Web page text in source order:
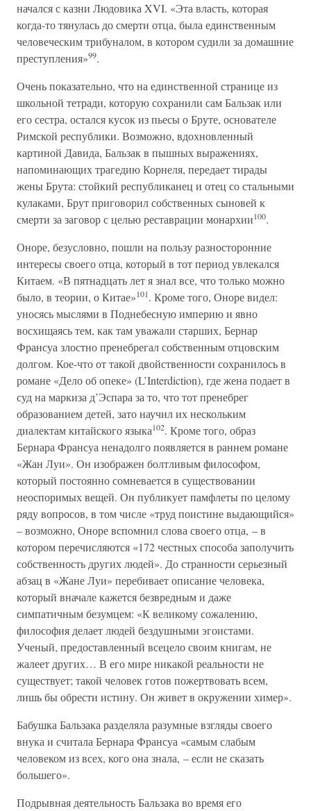
начался с казни Людовика XVI. «Эта власть, которая
когда-то тянулась до смерти отца, была единственным
человеческим трибуналом, в котором судили за домашние
преступления»99.
Очень показательно, что на единственной странице из
школьной тетради, которую сохранили сам Бальзак или
его сестра, остался кусок из пьесы о Бруте, основателе
Римской республики. Возможно, вдохновленный
картиной Давида, Бальзак в пышных выражениях,
напоминающих трагедию Корнеля, передает тирады
жены Брута: стойкий республиканец и отец со стальными
кулаками, Брут приговорил собственных сыновей к
смерти за заговор с целью реставрации монархии100.
Оноре, безусловно, пошли на пользу разносторонние
интересы своего отца, который в тот период увлекался
Китаем. «В пятнадцать лет я знал все, что только можно
было, в теории, о Китае»101. Кроме того, Оноре видел:
уносясь мыслями в Поднебесную империю и явно
восхищаясь тем, как там уважали старших, Бернар
Франсуа злостно пренебрегал собственным отцовским
долгом. Кое-что от такой двойственности сохранилось в
романе «Дело об опеке» (L’Interdiction), где жена подает в
суд на маркиза д’Эспара за то, что тот пренебрег
образованием детей, зато научил их нескольким
диалектам китайского языка102. Кроме того, образ
Бернара Франсуа ненадолго появляется в раннем романе
«Жан Луи». Он изображен болтливым философом,
который постоянно сомневается в существовании
неоспоримых вещей. Он публикует памфлеты по целому
ряду вопросов, в том числе «труд поистине выдающийся»
– возможно, Оноре вспомнил слова своего отца, – в
котором перечисляются «172 честных способа заполучить
собственность других людей». До странности серьезный
абзац в «Жане Луи» перебивает описание человека,
который вначале кажется безвредным и даже
симпатичным безумцем: «К великому сожалению,
философия делает людей бездушными эгоистами.
Ученый, предоставленный всецело своим книгам, не
жалеет других… В его мире никакой реальности не
существует; такой человек готов пожертвовать всем,
лишь бы обрести истину. Он живет в окружении химер».
Бабушка Бальзака разделяла разумные взгляды своего
внука и считала Бернара Франсуа «самым слабым
человеком из всех, кого она знала, – если не сказать
большего».
Подрывная деятельность Бальзака во время его